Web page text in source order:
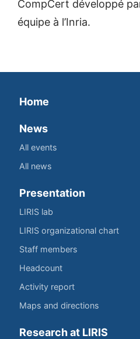
CompCert développé
équipe à l’Inria.
Home
News
All events
All news
Presentation
LIRIS lab
LIRIS organizational chart
Staff members
Headcount
Activity report
Maps and directions
Research at LIRIS